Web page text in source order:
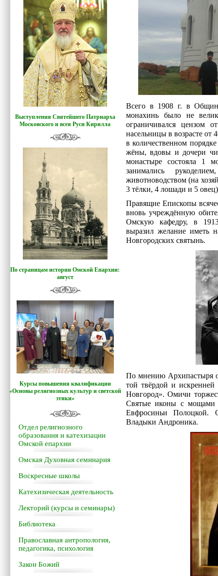
Выступления Святейшего Патриарха
Московского и всея Руси Кирилла
По страницам истории Омской Епархии:
август
Курсы повышения квалификации
«Основы религиозных культур и светской
этики»
Отдел религиозного
образования и катехизации
Омской епархии
Омская Духовная семинария
Воскресные школы
Катехизическая деятельность
Лекторий (курсы и семинары)
Библиотека
Православная антропология,
педагогика, психология
Закон Божий
Всего в 1908 г. в
монахинь было не
ограничивался цензом
насельницы в возрасте
в количественном
жёны, вдовы и дочери
монастыре состояла 1
занимались
животноводством (на
3 тёлки, 4 лошади и 5
Правящие Епископы
вновь учреждённую
Омскую кафедру, в
выразил желание иметь
Новгородских святынь.
По мнению Архипастыря
той твёрдой и
Новгород». Омичи
Святые иконы с мощами
Евфросиньи
Владыки Андроника.